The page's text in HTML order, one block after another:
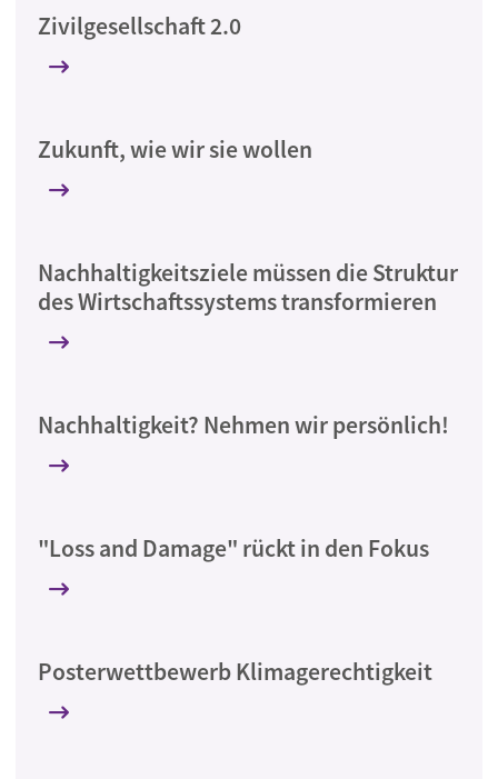
Zivilgesellschaft 2.0
Zukunft, wie wir sie wollen
Nachhaltigkeitsziele müssen die Struktur
des Wirtschaftssystems transformieren
Nachhaltigkeit? Nehmen wir persönlich!
"Loss and Damage" rückt in den Fokus
Posterwettbewerb Klimagerechtigkeit